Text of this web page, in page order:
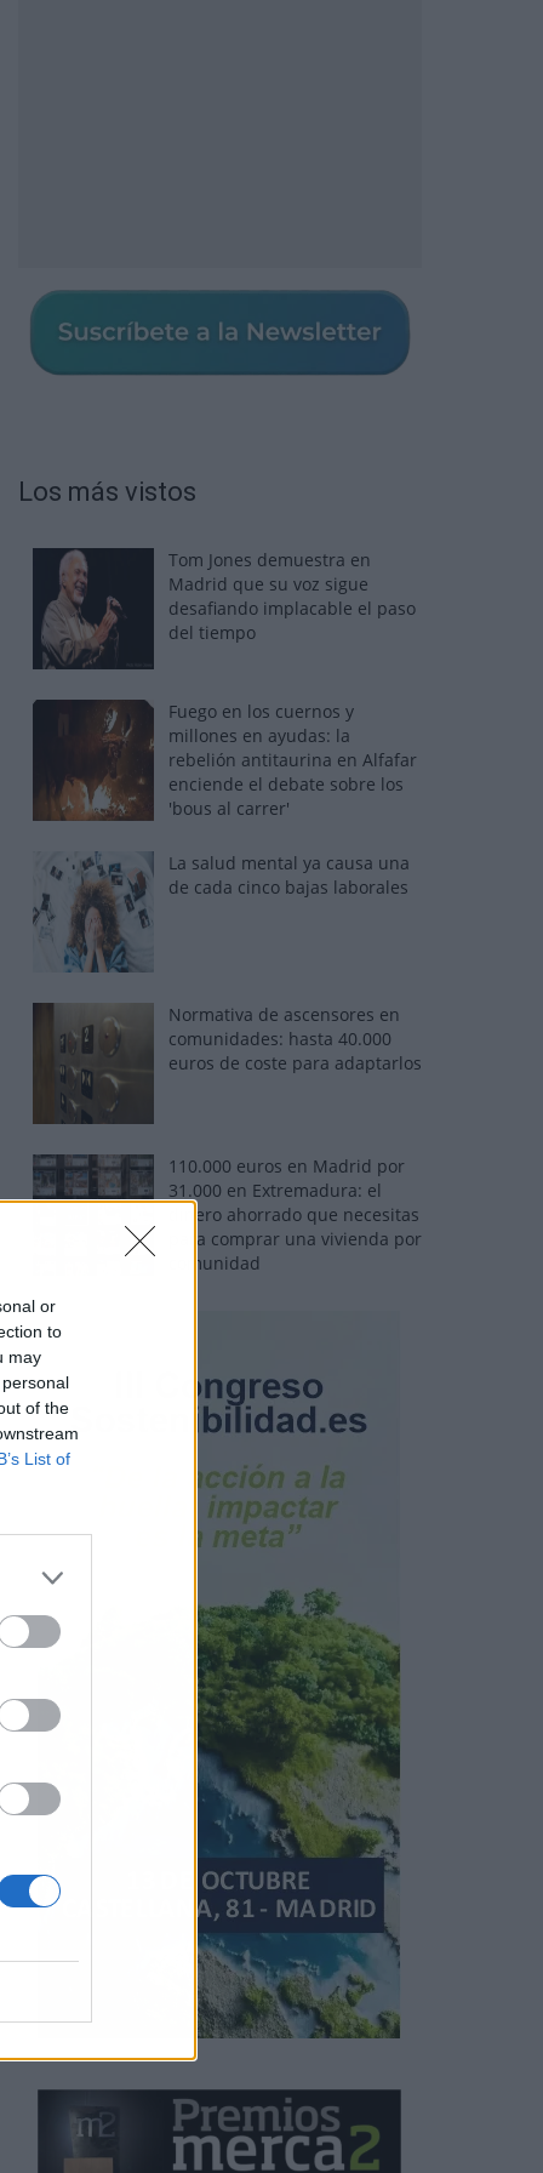
or
to
may
of the
List of
Los más vistos
Tom Jones demuestra en
Madrid que su voz sigue
desafiando implacable el paso
del tiempo
Fuego en los cuernos y
millones en ayudas: la
rebelión antitaurina en Alfafar
enciende el debate sobre los
'bous al carrer'
La salud mental ya causa una
de cada cinco bajas laborales
Normativa de ascensores en
comunidades: hasta 40.000
euros de coste para adaptarlos
110.000 euros en Madrid por
31.000 en Extremadura: el
dinero ahorrado que necesitas
para comprar una vivienda por
comunidad